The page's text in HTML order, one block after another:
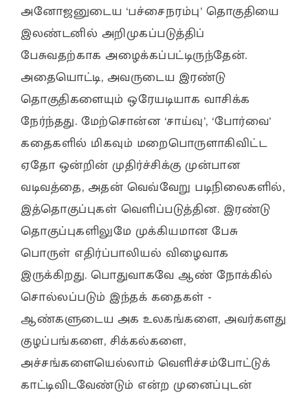
அனோஜனுடைய ‘பச்சைநரம்பு’ தொகுதியை
இலண்டனில் அறிமுகப்படுத்திப்
பேசுவதற்காக அழைக்கப்பட்டிருந்தேன்.
அதையொட்டி, அவருடைய இரண்டு
தொகுதிகளையும் ஒரேயடியாக வாசிக்க
நேர்ந்தது. மேற்சொன்ன ‘சாய்வு’, ‘போர்வை’
கதைகளில் மிகவும் மறைபொருளாகிவிட்ட
ஏதோ ஒன்றின் முதிர்ச்சிக்கு முன்பான
வடிவத்தை, அதன் வெவ்வேறு படிநிலைகளில்,
இத்தொகுப்புகள் வெளிப்படுத்தின. இரண்டு
தொகுப்புகளிலுமே முக்கியமான பேசு
பொருள் எதிர்ப்பாலியல் விழைவாக
இருக்கிறது. பொதுவாகவே ஆண் நோக்கில்
சொல்லப்படும் இந்தக் கதைகள் -
ஆண்களுடைய அக உலகங்களை, அவர்களது
குழப்பங்களை, சிக்கல்களை,
அச்சங்களையெல்லாம் வெளிச்சம்போட்டுக்
காட்டிவிடவேண்டும் என்ற முனைப்புடன்